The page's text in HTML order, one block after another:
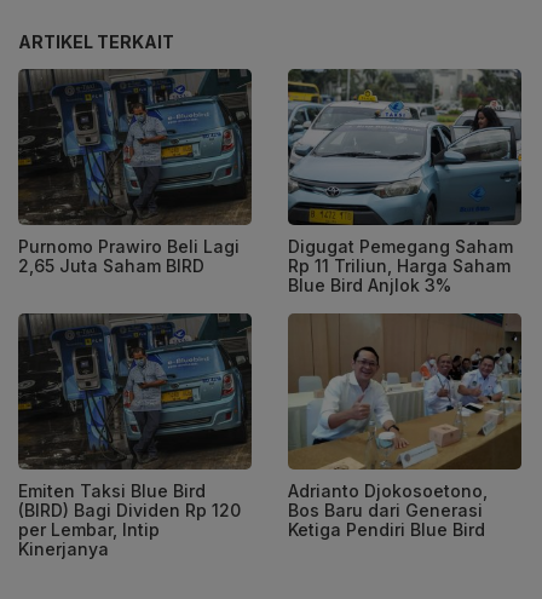
ARTIKEL TERKAIT
Purnomo Prawiro Beli Lagi
2,65 Juta Saham BIRD
Digugat Pemegang Saham
Rp 11 Triliun, Harga Saham
Blue Bird Anjlok 3%
Emiten Taksi Blue Bird
(BIRD) Bagi Dividen Rp 120
per Lembar, Intip
Kinerjanya
Adrianto Djokosoetono,
Bos Baru dari Generasi
Ketiga Pendiri Blue Bird